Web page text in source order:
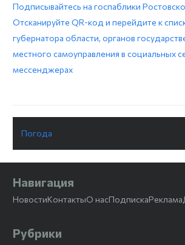
Подписывайтесь на госпаблики
Отсканируйте QR-код и перейдите к
губернатора области, органов
местного самоуправления в социальных
мессенджерах
Погода
Навигация
НовостиКонтактыО насПодпискаРеклама
Рубрики